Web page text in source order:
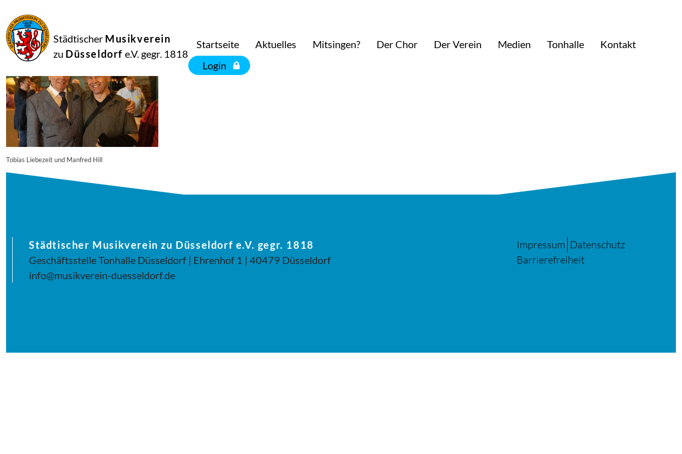
Städtischer Musikverein
zu Düsseldorf e.V. gegr. 1818
Startseite Aktuelles Mitsingen? Der Chor Der Verein Medien Tonhalle
Kontakt
Login
2025
Manfred Hill
250617_singpause_207_9479_diesner
Tobias Liebezeit und Manfred Hill
Städtischer Musikverein zu Düsseldorf e.V. gegr. 1818
Geschäftsstelle Tonhalle Düsseldorf | Ehrenhof 1 | 40479 Düsseldorf
info@musikverein-duesseldorf.de
Impressum Datenschutz
Barrierefreiheit